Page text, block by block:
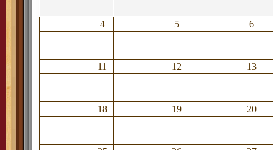
4 5 6
11 12 13
18 19 20